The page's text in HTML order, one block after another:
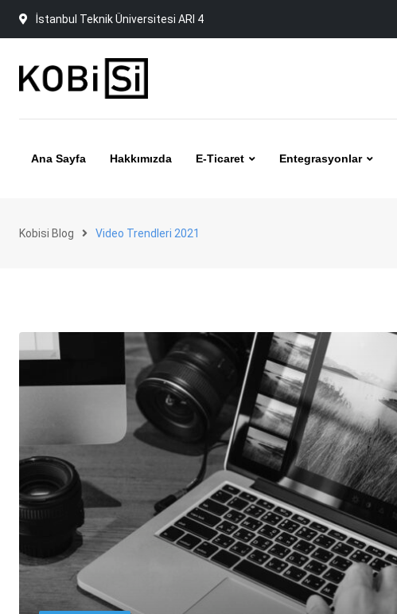
Skip
İstanbul Teknik Üniversitesi ARI 4
Ana Sayfa Hakkımızda E-Ticaret Entegrasyonlar
Kobisi Blog Video Trendleri 2021